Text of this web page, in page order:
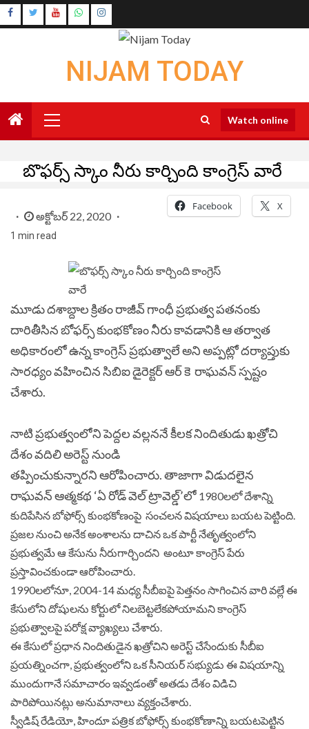
Skip
to
Instagram
NIJAM TODAY
Menu
Watch online
బొఫర్స్ స్కాం నీరు కార్చింది కాంగ్రెస్ వారే
అక్టోబర్ 22, 2020
1 min read
Facebook X
మూడు దశాబ్దాల క్రితం రాజీవ్ గాంధీ ప్రభుత్వ పతనంకు
దారితీసిన బోఫర్స్ కుంభకోణం నీరు కావడానికి ఆ తర్వాత
అధికారంలో ఉన్న కాంగ్రెస్ ప్రభుత్వాలే అని అప్పట్లో దర్యాప్తుకు
సారధ్యం వహించిన సిబిఐ డైరెక్టర్ ఆర్ కె రాఘవన్ స్పష్టం
చేశారు.
నాటి ప్రభుత్వంలోని పెద్దల వల్లననే కీలక నిందితుడు ఖత్రోచి
దేశం వదిలి అరెస్ట్ నుండి
తప్పించుకున్నారని ఆరోపించారు.తాజాగా విడుదలైన
రాఘవన్ ఆత్మకథ ‘ఏ రోడ్‌ వెల్‌ ట్రావెల్డ్‌’లో1980లలో దేశాన్ని
కుదిపేసిన బోఫోర్స్‌ కుంభకోణంపై సంచలన విషయాలు బయట పెట్టింది.
ప్రజల నుంచి అనేక అంశాలను దాచిన ఒక పార్టీ నేతృత్వంలోని
ప్రభుత్వమే ఆ కేసును నీరుగార్చిందని అంటూ కాంగ్రెస్ పేరు
ప్రస్తావించకుండా ఆరోపించారు.
1990లలోనూ, 2004-14 మధ్య సీబీఐపై పెత్తనం సాగించిన వారి వల్లే ఈ
కేసులోని దోషులను కోర్టులో నిలబెట్టలేకపోయామని కాంగ్రెస్‌
ప్రభుత్వాల‌పై పరోక్ష వ్యాఖ్యలు చేశారు.
ఈ కేసులో ప్రధాన నిందితుడైన ఖత్రోచిని అరెస్ట్‌ చేసేందుకు సీబీఐ
ప్రయత్నించగా, ప్రభుత్వంలోని ఒక సీనియర్‌ సభ్యుడు ఈ విషయాన్ని
ముందుగానే సమాచారం ఇవ్వడంతో అతడు దేశం విడిచి
పారిపోయినట్లు అనుమానాలు వ్యక్తంచేశారు.
స్వీడిష్‌ రేడియో, హిందూ పత్రిక బోఫోర్స్‌ కుంభకోణాన్ని బయటపెట్టిన